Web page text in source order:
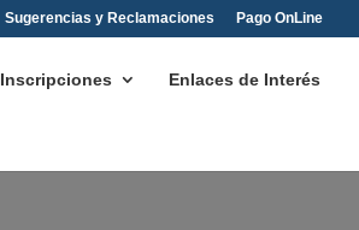
Sugerencias y Reclamaciones Pago OnLine
Inscripciones Enlaces de Interés